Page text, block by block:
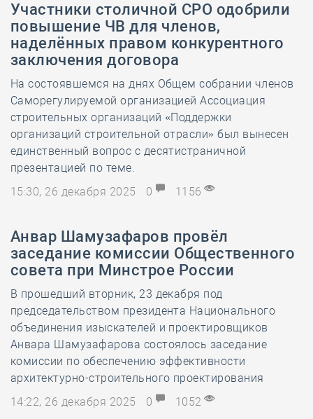
Участники столичной СРО одобрили
повышение ЧВ для членов,
наделённых правом конкурентного
заключения договора
На состоявшемся на днях Общем собрании членов
Саморегулируемой организацией Ассоциация
строительных организаций «Поддержки
организаций строительной отрасли» был вынесен
единственный вопрос с десятистраничной
презентацией по теме.
15:30, 26 декабря 2025
0 1156
Анвар Шамузафаров провёл
заседание комиссии Общественного
совета при Минстрое России
В прошедший вторник, 23 декабря под
председательством президента Национального
объединения изыскателей и проектировщиков
Анвара Шамузафарова состоялось заседание
комиссии по обеспечению эффективности
архитектурно-строительного проектирования
14:22, 26 декабря 2025
0 1052